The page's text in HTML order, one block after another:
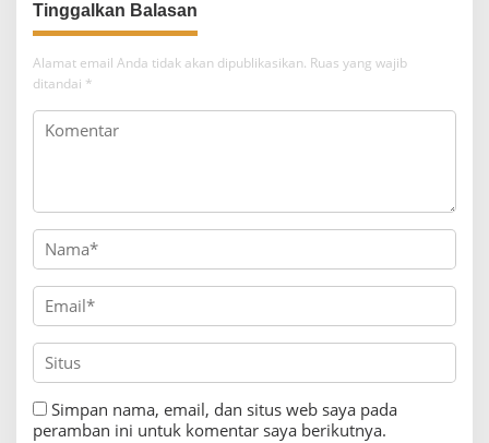
Tinggalkan Balasan
Alamat email Anda tidak akan dipublikasikan. Ruas yang wajib
ditandai *
Simpan nama, email, dan situs web saya pada
peramban ini untuk komentar saya berikutnya.